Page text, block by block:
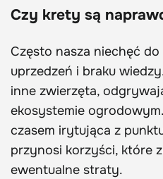
Czy krety są
Często nasza niechęć
uprzedzeń i braku
inne zwierzęta,
ekosystemie
czasem irytująca z
przynosi korzyści, które
ewentualne straty.